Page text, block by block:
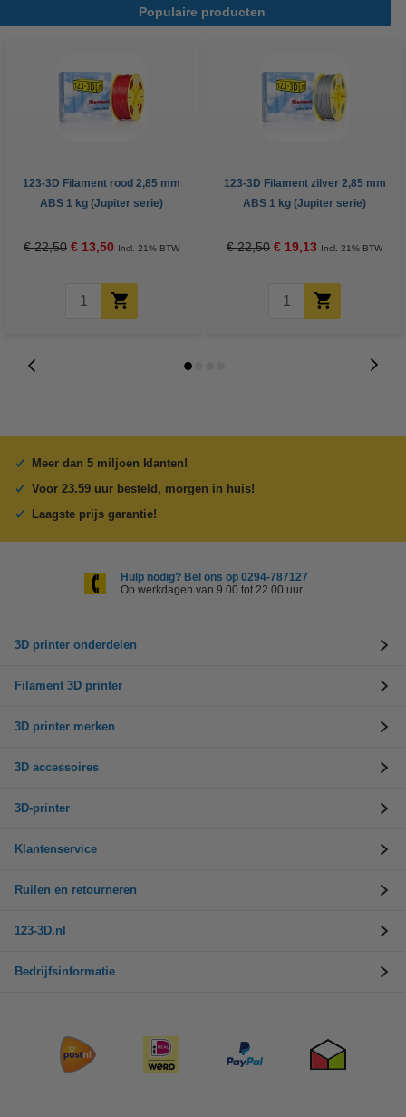
Populaire producten
123-3D Filament rood 2,85 mm
ABS 1 kg (Jupiter serie)
€ 22,50 € 13,50 Incl. 21% BTW
123-3D Filament zilver 2,85 mm
ABS 1 kg (Jupiter serie)
€ 22,50 € 19,13 Incl. 21% BTW
Meer dan 5 miljoen klanten!
Voor 23.59 uur besteld, morgen in huis!
Laagste prijs garantie!
Hulp nodig? Bel ons op 0294-787127
Op werkdagen van 9.00 tot 22.00 uur
3D printer onderdelen
Filament 3D printer
3D printer merken
3D accessoires
3D-printer
Klantenservice
Ruilen en retourneren
123-3D.nl
Bedrijfsinformatie